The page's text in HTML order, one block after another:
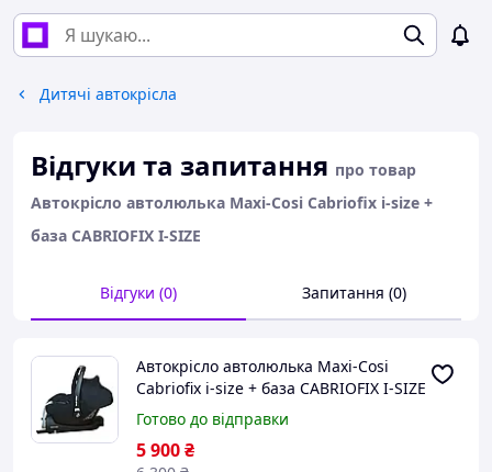
Дитячі автокрісла
Відгуки та запитання про товар
Автокрісло автолюлька Maxi-Cosi Cabriofix i-size +
база CABRIOFIX I-SIZE
Відгуки (0) Запитання (0)
Автокрісло автолюлька Maxi-Cosi
Cabriofix i-size + база CABRIOFIX I-SIZE
Готово до відправки
5 900₴